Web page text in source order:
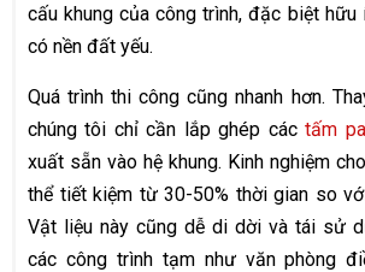
cấu khung của công trình, đặc biệt hữu
có nền đất yếu.
Quá trình thi công cũng nhanh hơn.
chúng tôi chỉ cần lắp ghép cáctấm
xuất sẵn vào hệ khung. Kinh nghiệm
thể tiết kiệm từ 30-50% thời gian so
Vật liệu này cũng dễ di dời và tái sử
các công trình tạm như văn phòng